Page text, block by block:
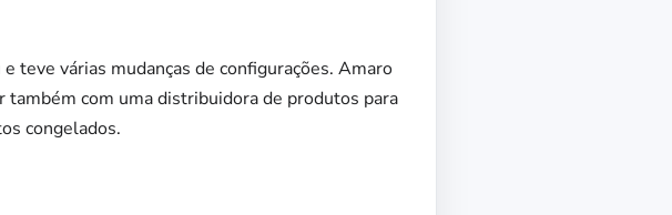
teve várias mudanças de configurações. Amaro
com uma distribuidora de produtos para
congelados.